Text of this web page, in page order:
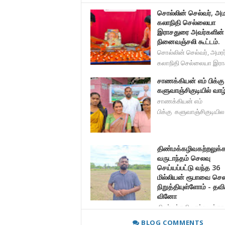
சொல்லின் செல்வர்,
கலாநிதி செல்லையா
இராசதுரை அவர்களின்
நினைவஞ்சலி கூட்டம்.
சொல்லின் செல்வர்,
கலாநிதி செல்லையா
சாணக்கியன் எம் பிக்கு
களுவாஞ்சிகுடியில்
சாணக்கியன் எம்
பிக்கு களுவாஞ்சிகுடியில
வருடாந்தம் செலவு
செய்யப்பட்டு வந்த 36
மில்லியன் ரூபாவை
நிறுத்தியுள்ளோம் -
வினோ
BLOG COMMENTS